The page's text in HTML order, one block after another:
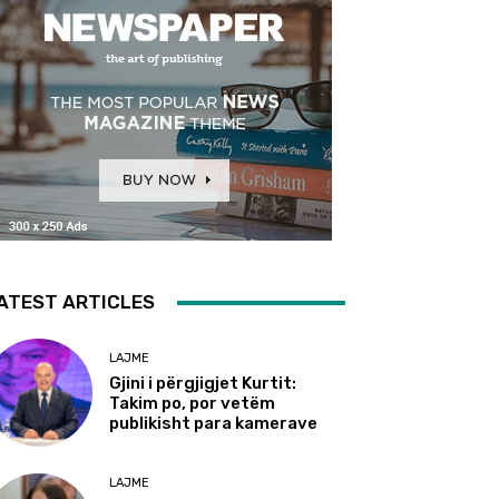
ARTICLES
LAJME
Gjini i përgjigjet Kurtit:
Takim po, por vetëm
publikisht para kamerave
LAJME